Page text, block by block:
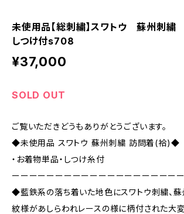
未使用品【総刺繍】スワトウ 蘇州刺
しつけ付s708
¥37,000
SOLD OUT
ご覧いただきどうもありがとうございます。
◆未使用品 スワトウ 蘇州刺繍 訪問着(袷)◆
・お着物単品・しつけ糸付
ーーーーーーーーーーーーーーーーーーー
◆藍鉄系の落ち着いた地色にスワトウ刺繍、
紋様があしらわれレースの様に柄付された大変